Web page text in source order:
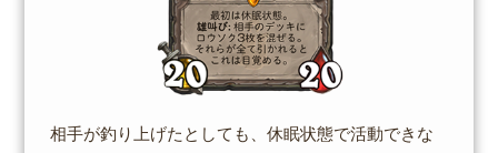
相手が釣り上げたとしても、休眠状態で活動できな